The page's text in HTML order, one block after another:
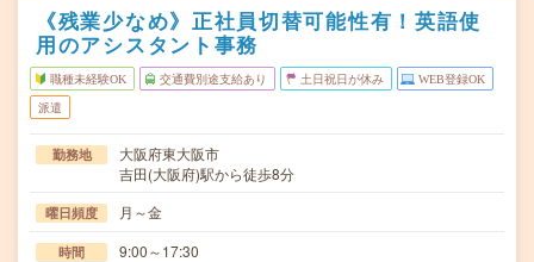
《残業少なめ》正社員切替可能性有！英語使
用のアシスタント事務
職種未経験OK 交通費別途支給あり 土日祝日が休み WEB登録OK
派遣
勤務地
大阪府東大阪市
吉田(大阪府)駅から徒歩8分
曜日頻度 月～金
時間 9:00～17:30